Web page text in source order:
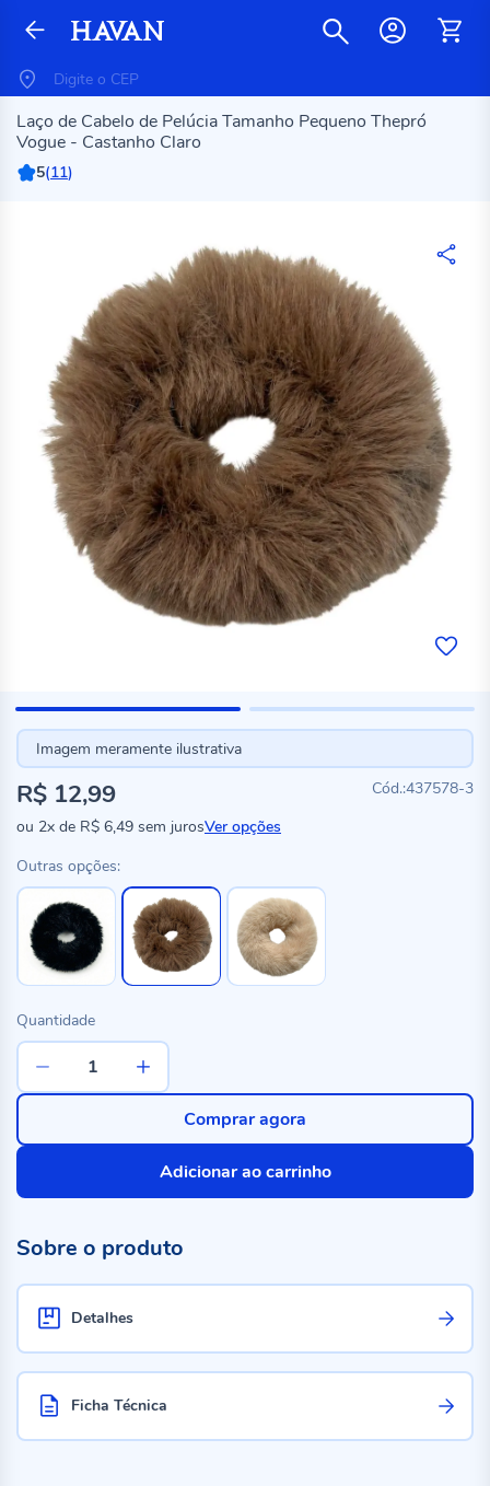
Laço de Cabelo de Pelúcia Tamanho Pequeno Thepró
Vogue - Castanho Claro
5(11)
Imagem meramente ilustrativa
437578-3
R$ 12,99
ou 2x de R$ 6,49 sem jurosVer opções
Outras opções:
Quantidade
Adicionar ao carrinho
Comprar agora
Sobre o produto
Detalhes
Ficha Técnica